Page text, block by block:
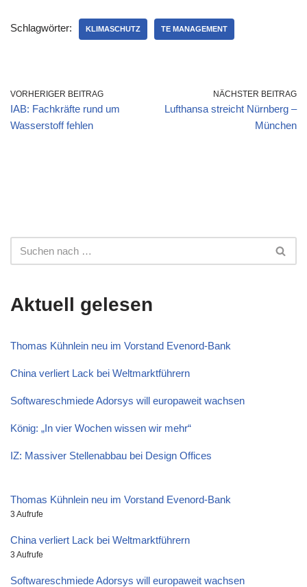
Schlagwörter: KLIMASCHUTZ TE MANAGEMENT
VORHERIGER BEITRAG
IAB: Fachkräfte rund um
Wasserstoff fehlen
NÄCHSTER BEITRAG
Lufthansa streicht Nürnberg –
München
Aktuell gelesen
Thomas Kühnlein neu im Vorstand Evenord-Bank
China verliert Lack bei Weltmarktführern
Softwareschmiede Adorsys will europaweit wachsen
König: „In vier Wochen wissen wir mehr“
IZ: Massiver Stellenabbau bei Design Offices
Thomas Kühnlein neu im Vorstand Evenord-Bank
3 Aufrufe
China verliert Lack bei Weltmarktführern
3 Aufrufe
Softwareschmiede Adorsys will europaweit wachsen